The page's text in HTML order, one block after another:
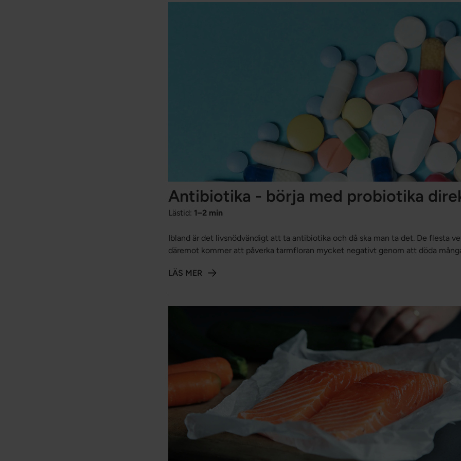
Antibiotika - börja med probiotika
Lästid: 1–2 min
Ibland är det livsnödvändigt att ta antibiotika och då ska man ta det. De flesta
däremot kommer att påverka tarmfloran mycket negativt genom att döda
dem.
LÄS MER